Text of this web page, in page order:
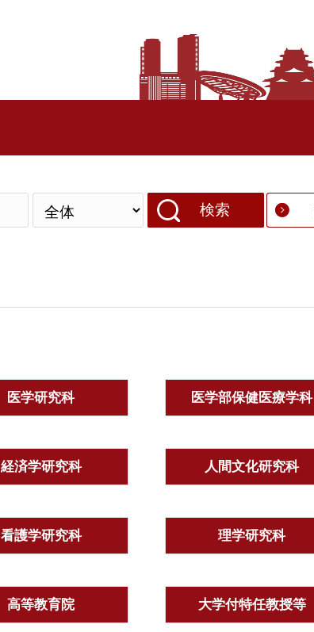
検索
医学研究科 医学部保健医療学科
経済学研究科 人間文化研究科
看護学研究科 理学研究科
高等教育院 大学付特任教授等